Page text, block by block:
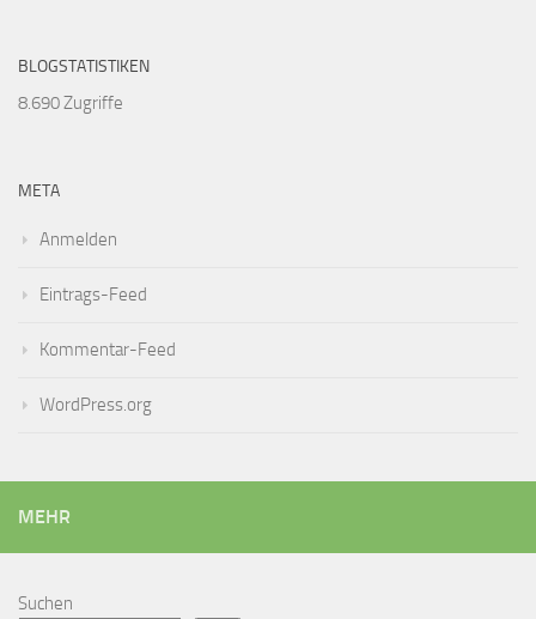
BLOGSTATISTIKEN
8.690 Zugriffe
META
Anmelden
Eintrags-Feed
Kommentar-Feed
WordPress.org
MEHR
Suchen